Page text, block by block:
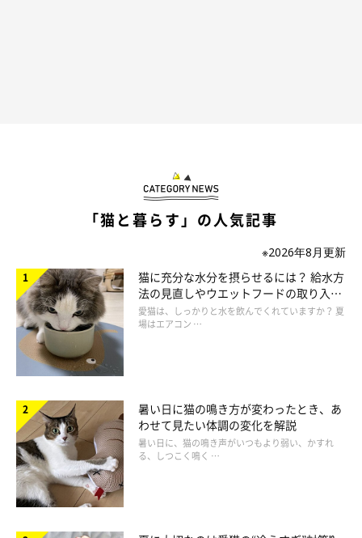
も化粧用でもどちらでもOK。ぬるま湯は、人が触って熱くない
程度の温度を保ちましょう。目安は38℃～39℃くらいです。コ
ットンをぬるま湯に浸してぎゅっと固く絞り、水気をしっかりと
取ります。
「猫と暮らす」の人気記事
※2026年8月更新
猫に充分な水分を摂らせるには？ 給水方
法の見直しやウエットフードの取り入れ
方を解説
愛猫は、しっかりと水を飲んでくれていますか？ 夏
場はエアコン …
暑い日に猫の鳴き方が変わったとき、あ
わせて見たい体調の変化を解説
暑い日に、猫の鳴き声がいつもより弱い、かすれ
る、しつこく鳴く …